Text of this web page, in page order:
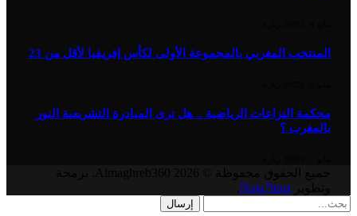
المنتخب المغربي بالمجموعة الأولى لكأس إفريقيا لأقل من 23
محكمة النزاعات الرياضية .. هل ترى المبادرة التشريعية النور
بالمغرب ؟
Naja7host
إرسال